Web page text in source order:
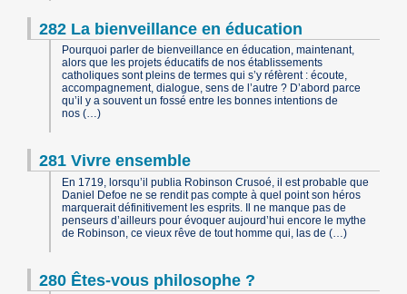
282 La bienveillance en éducation
Pourquoi parler de bienveillance en éducation, maintenant,
alors que les projets éducatifs de nos établissements
catholiques sont pleins de termes qui s’y réfèrent : écoute,
accompagnement, dialogue, sens de l’autre ? D’abord parce
qu’il y a souvent un fossé entre les bonnes intentions de
nos (…)
281 Vivre ensemble
En 1719, lorsqu’il publia Robinson Crusoé, il est probable que
Daniel Defoe ne se rendit pas compte à quel point son héros
marquerait définitivement les esprits. Il ne manque pas de
penseurs d’ailleurs pour évoquer aujourd’hui encore le mythe
de Robinson, ce vieux rêve de tout homme qui, las de (…)
280 Êtes-vous philosophe ?